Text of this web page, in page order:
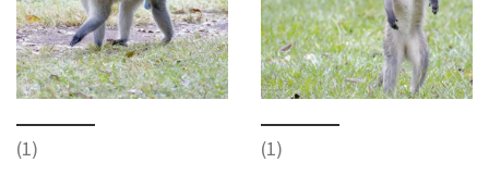
(1) (1)